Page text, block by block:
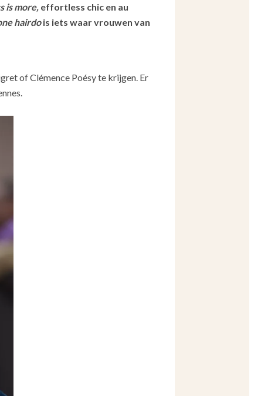
is more, effortless chic en au
hairdois iets waar vrouwen van
of Clémence Poésy te krijgen. Er